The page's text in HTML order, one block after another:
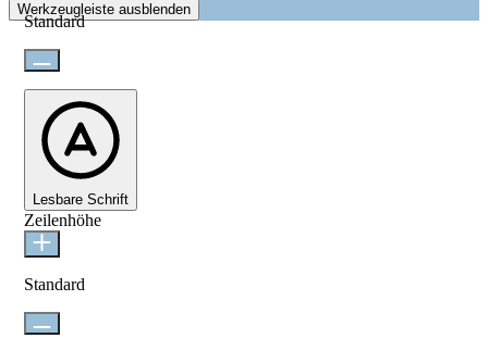
Werkzeugleiste ausblenden
Standard
Lesbare Schrift
Zeilenhöhe
Standard